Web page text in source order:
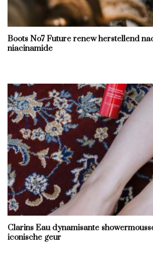
Boots No7 Future renew herstellend
niacinamide
Clarins Eau dynamisante
iconische geur